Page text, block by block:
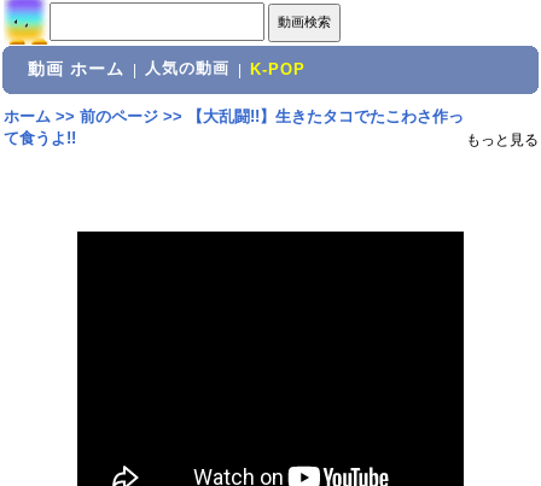
動画 ホーム 人気の動画 K-POP
ホーム>> 前のページ>>
【大乱闘!!】生きたタコでたこわさ作っ
て食うよ!!
もっと見る